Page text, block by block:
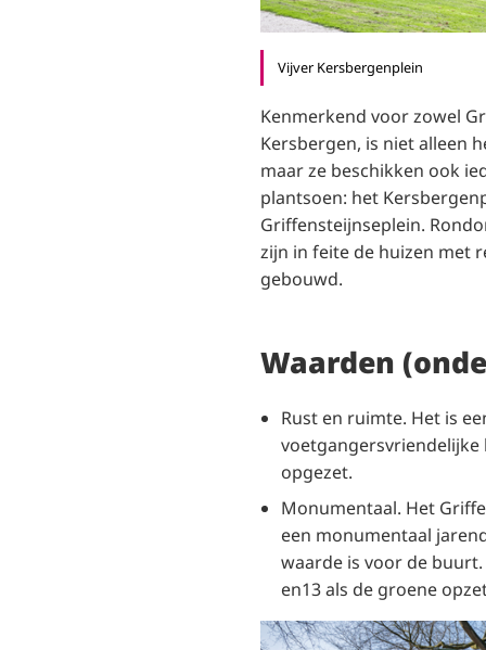
Vijver Kersbergenplein
Kenmerkend voor zowel
Kersbergen, is niet alleen
maar ze beschikken ook
plantsoen: het
Griffensteijnseplein.
zijn in feite de huizen met
gebouwd.
Waarden
Rust en ruimte. Het is
opgezet.
Monumentaal. Het
een monumentaal
waarde is voor de
en13 als de groene